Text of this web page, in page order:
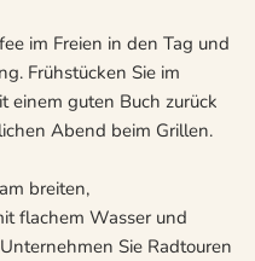
im Freien in den Tag und
Frühstücken Sie im
einem guten Buch zurück
Abend beim Grillen.
breiten,
flachem Wasser und
Sie Radtouren